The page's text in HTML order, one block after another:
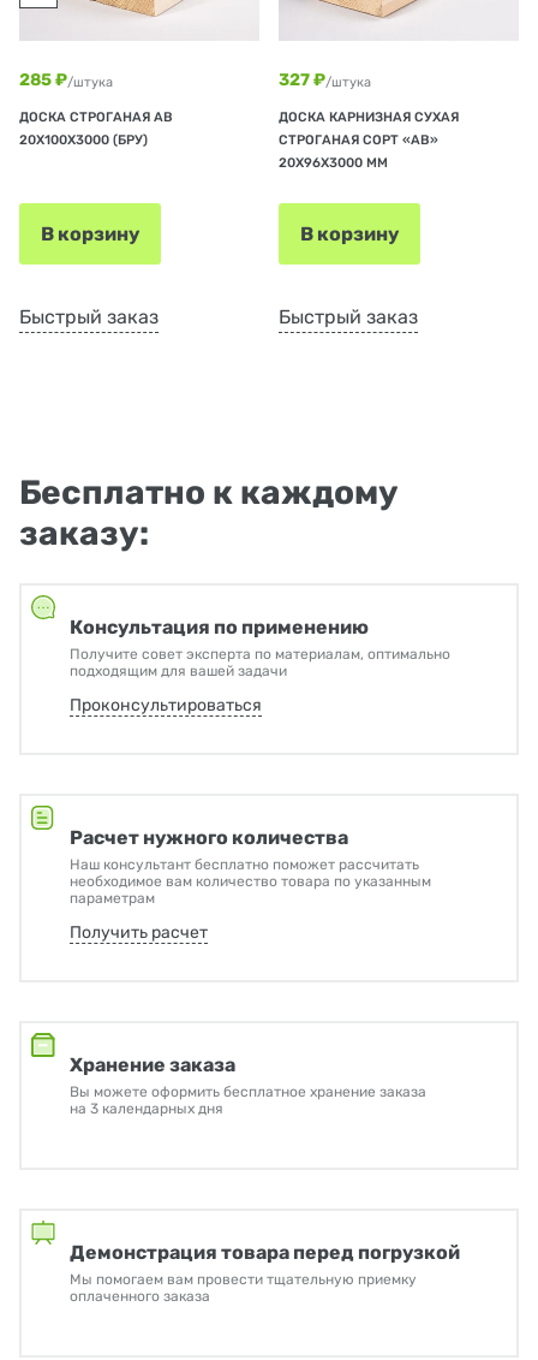
285 ₽/штука
ДОСКА СТРОГАНАЯ АВ
20Х100Х3000 (БРУ)
В корзину
Быстрый заказ
327 ₽/штука
ДОСКА КАРНИЗНАЯ СУХАЯ
СТРОГАНАЯ СОРТ «АВ»
20Х96Х3000 ММ
В корзину
Быстрый заказ
Бесплатно к каждому
заказу:
Консультация по применению
Получите совет эксперта по материалам, оптимально
подходящим для вашей задачи
Проконсультироваться
Расчет нужного количества
Наш консультант бесплатно поможет рассчитать
необходимое вам количество товара по указанным
параметрам
Получить расчет
Хранение заказа
Вы можете оформить бесплатное хранение заказа
на 3 календарных дня
Демонстрация товара перед погрузкой
Мы помогаем вам провести тщательную приемку
оплаченного заказа